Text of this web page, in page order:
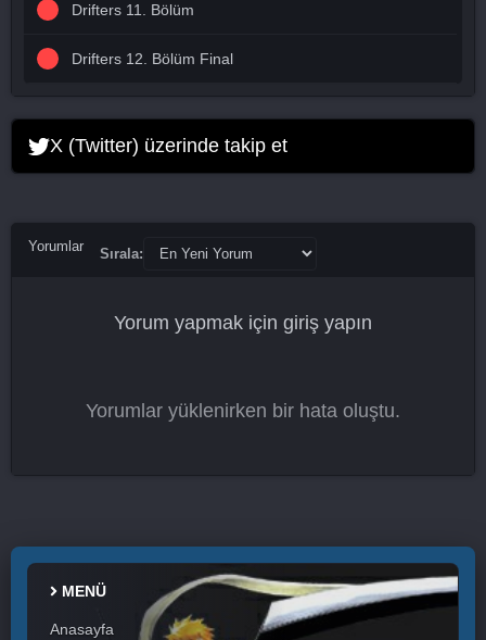
Drifters 11. Bölüm
Drifters 12. Bölüm Final
X (Twitter) üzerinde takip et
Yorumlar Sırala:
Yorum yapmak için giriş yapın
Yorumlar yüklenirken bir hata oluştu.
MENÜ
Anasayfa